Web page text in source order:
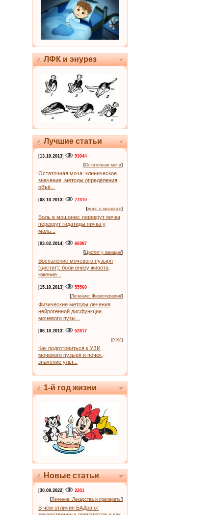
ЛФК и энурез
Лучшие статьи
[13.10.2013]
93044
[Остаточная моча]
Остаточная моча: клиническое
значение, методы определения
объё...
[08.10.2013]
77310
[Боль в мошонке]
Боль в мошонке: перекрут яичка,
перекрут гидатиды яичка у
маль...
[03.02.2014]
66987
[Цистит у женщин]
Воспаление мочевого пузыря
(цистит): боли внизу живота,
жжение...
[15.10.2013]
55560
[Лечение: Физиотерапия]
Физические методы лечения
нейрогенной дисфункции
мочевого пузы...
[06.10.2013]
52817
[УЗИ]
Как подготовиться к УЗИ
мочевого пузыря и почек,
значение ульт...
1-й год жизни
Новые статьи
[30.08.2022]
2201
[Лечение: Лекарства и препараты]
В чём отличия БАДов от